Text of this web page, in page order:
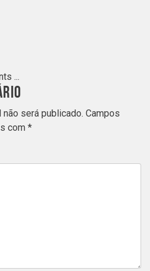
...
será publicado. Campos
com *